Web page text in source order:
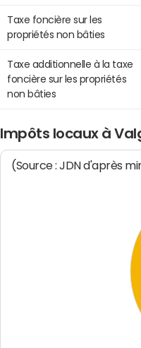
Taxe foncière sur les
propriétés non bâties
Taxe additionnelle à la taxe
foncière sur les propriétés
non bâties
Impôts locaux à
(Source : JDN d'après